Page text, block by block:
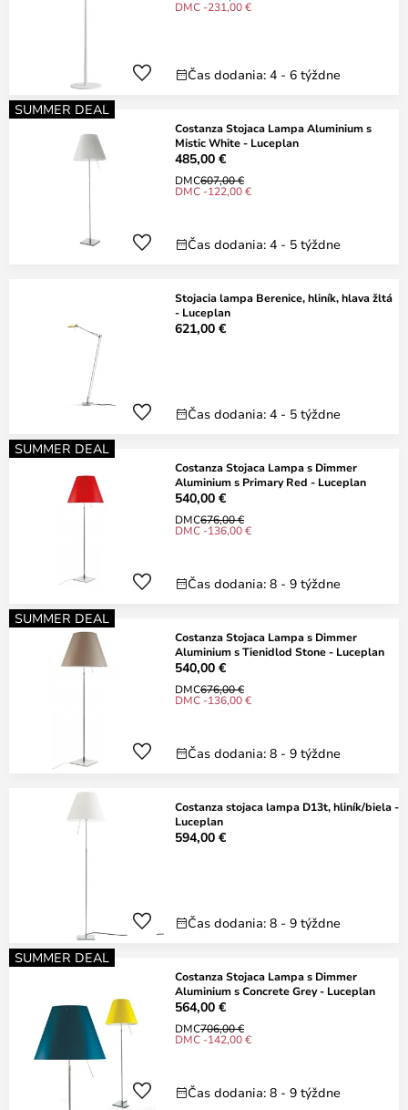
DMC -231,00 €
Čas dodania: 4 - 6 týždne
SUMMER DEAL
Costanza Stojaca Lampa Aluminium s
Mistic White - Luceplan
485,00 €
DMC607,00 €
DMC -122,00 €
Čas dodania: 4 - 5 týždne
Stojacia lampa Berenice, hliník, hlava žltá
- Luceplan
621,00 €
Čas dodania: 4 - 5 týždne
SUMMER DEAL
Costanza Stojaca Lampa s Dimmer
Aluminium s Primary Red - Luceplan
540,00 €
DMC676,00 €
DMC -136,00 €
Čas dodania: 8 - 9 týždne
SUMMER DEAL
Costanza Stojaca Lampa s Dimmer
Aluminium s Tienidlod Stone - Luceplan
540,00 €
DMC676,00 €
DMC -136,00 €
Čas dodania: 8 - 9 týždne
Costanza stojaca lampa D13t, hliník/biela -
Luceplan
594,00 €
Čas dodania: 8 - 9 týždne
SUMMER DEAL
Costanza Stojaca Lampa s Dimmer
Aluminium s Concrete Grey - Luceplan
564,00 €
DMC706,00 €
DMC -142,00 €
Čas dodania: 8 - 9 týždne